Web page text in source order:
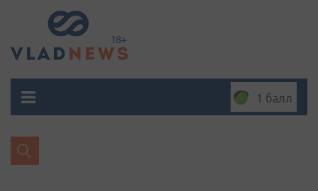
1 балл